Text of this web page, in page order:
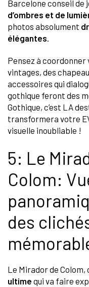
Barcelone conseil de
d’ombres et de
photos absolument
élégantes
Pensez à coordonner
vintages, des
accessoires qui
gothique feront des
Gothique, c’est LA
transformera votre
visuelle inoubliable !
5: Le
Colom:
des
Le Mirador de Colom,
ultime qui va faire